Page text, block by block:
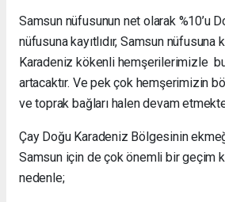
Samsun nüfusunun net olarak %10’u
nüfusuna kayıtlıdır, Samsun nüfusuna
Karadeniz kökenli hemşerilerimizle
artacaktır. Ve pek çok hemşerimizin
ve toprak bağları halen devam
Çay Doğu Karadeniz Bölgesinin
Samsun için de çok önemli bir geçim
nedenle;